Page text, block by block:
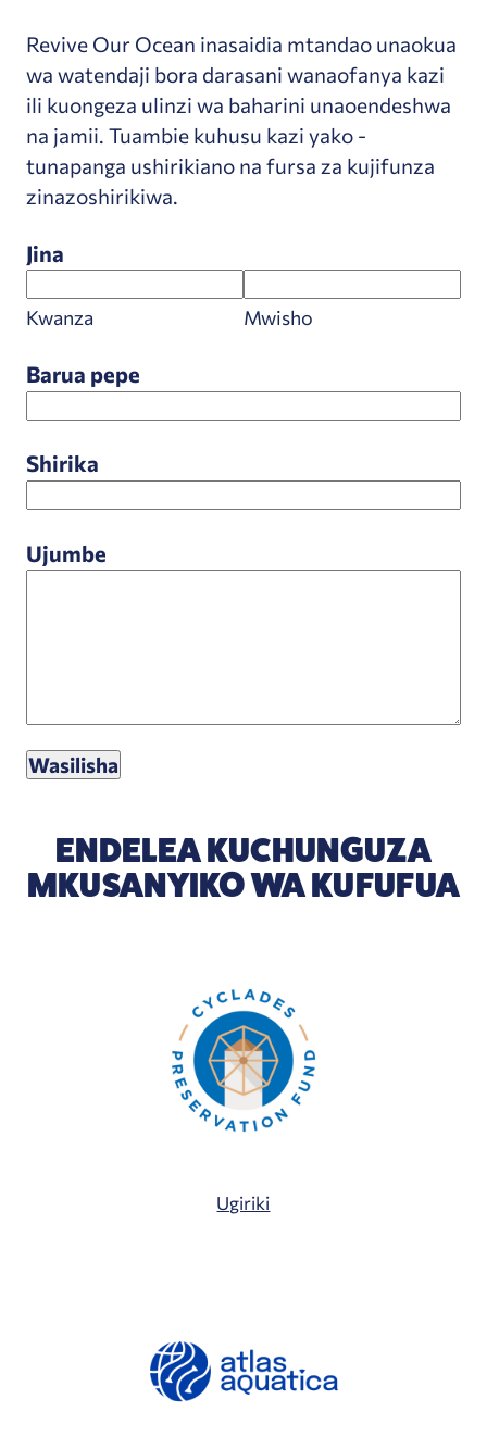
Revive Our Ocean inasaidia mtandao unaokua
wa watendaji bora darasani wanaofanya kazi
ili kuongeza ulinzi wa baharini unaoendeshwa
na jamii. Tuambie kuhusu kazi yako -
tunapanga ushirikiano na fursa za kujifunza
zinazoshirikiwa.
Jina
Kwanza Mwisho
Barua pepe
Shirika
Ujumbe
ENDELEA KUCHUNGUZA
MKUSANYIKO WA KUFUFUA
Ugiriki